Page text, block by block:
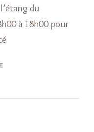
du
à 18h00 pour